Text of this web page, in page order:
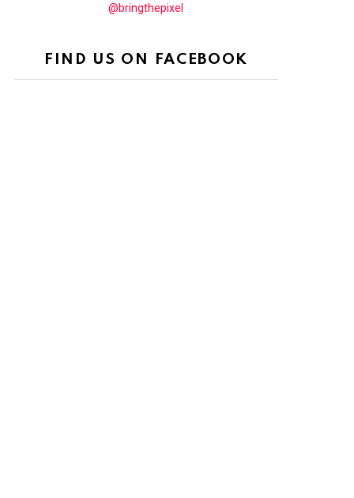
@bringthepixel
FIND US ON FACEBOOK